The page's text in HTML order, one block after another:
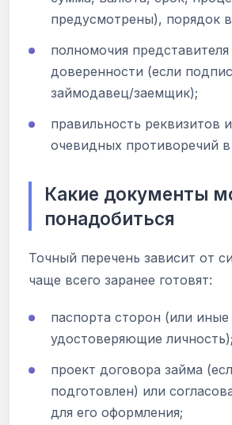
предусмотрены), порядок
полномочия представителя
доверенности (если
займодавец/заемщик);
правильность реквизитов
очевидных противоречий в
Какие документы
понадобиться
Точный перечень зависит от
чаще всего заранее готовят:
паспорта сторон (или
удостоверяющие личность);
проект договора займа
подготовлен) или
для его оформления;